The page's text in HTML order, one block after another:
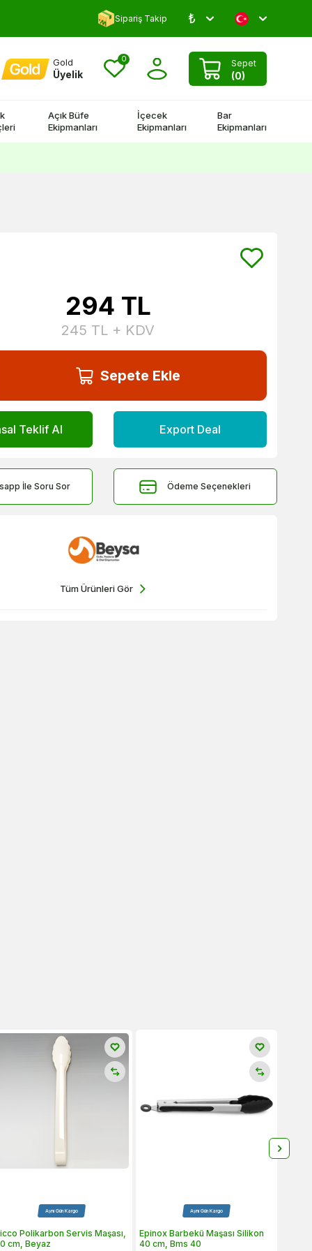
Yorum Yap 500 TL Kazan!
Sipariş Takip ₺
Gold
Üyelik
0 Sepet
(0)
Açık Büfe
Ekipmanları
İçecek
Ekipmanları
Bar
Ekipmanları
294 TL
245 TL + KDV
Sepete Ekle
Teklif Al Export Deal
İle Soru Sor Ödeme Seçenekleri
Tüm Ürünleri Gör
Aynı Gün Kargo
Polikarbon Servis Maşası,
cm, Beyaz
Aynı Gün Kargo
Epinox Barbekü Maşası Silikon
40 cm, Bms 40